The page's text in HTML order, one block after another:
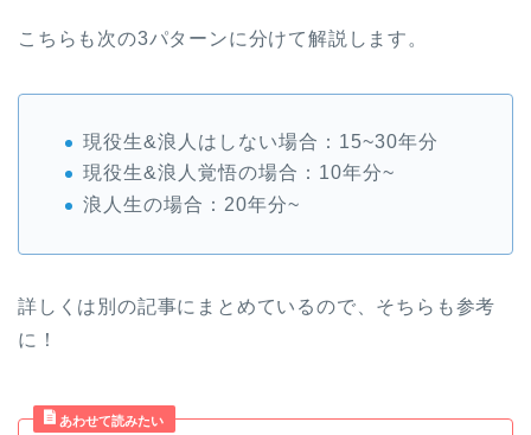
こちらも次の3パターンに分けて解説します。
現役生&浪人はしない場合：15~30年分
現役生&浪人覚悟の場合：10年分~
浪人生の場合：20年分~
詳しくは別の記事にまとめているので、そちらも参考
に！